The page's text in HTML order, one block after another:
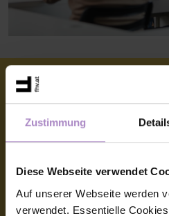
Zustimmung
Diese Webseite verwendet
Auf unserer Webseite werden
verwendet. Essentielle
© FHV 2026
Data protection